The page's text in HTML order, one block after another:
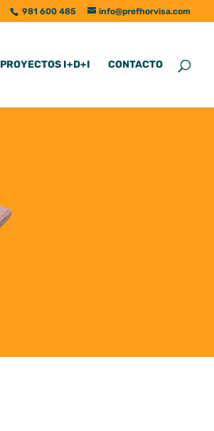
981 600 485 info@prefhorvisa.com
PROYECTOS I+D+I CONTACTO